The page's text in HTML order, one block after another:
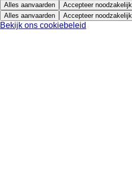
Alles aanvaarden Accepteer noodzakelijk
Alles aanvaarden
Accepteer noodzakelijk
Bekijk ons cookiebeleid